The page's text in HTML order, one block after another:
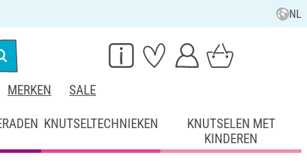
NL
MERKEN SALE
KNUTSELTECHNIEKEN
KNUTSELEN MET
KINDEREN